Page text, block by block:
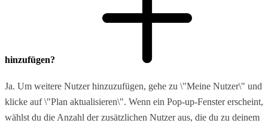
hinzufügen?
Ja. Um weitere Nutzer hinzuzufügen, gehe zu \"Meine Nutzer\" und
klicke auf \"Plan aktualisieren\". Wenn ein Pop-up-Fenster erscheint,
wählst du die Anzahl der zusätzlichen Nutzer aus, die du zu deinem